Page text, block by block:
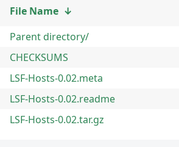
File Name ↓
Parent directory/
CHECKSUMS
LSF-Hosts-0.02.meta
LSF-Hosts-0.02.readme
LSF-Hosts-0.02.tar.gz